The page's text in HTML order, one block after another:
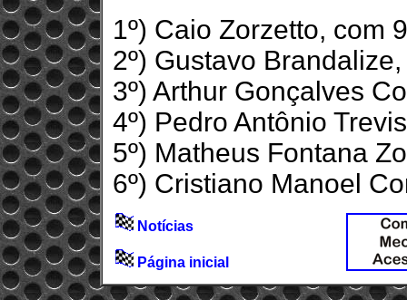
1º) Caio Zorzetto, com
2º) Gustavo
3º) Arthur Gonçalves
4º) Pedro Antônio
5º) Matheus Fontana
6º) Cristiano Manoel
Notícias
Página inicial